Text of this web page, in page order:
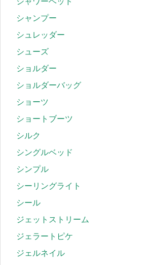
シャンプー
シュレッダー
シューズ
ショルダー
ショルダーバッグ
ショーツ
ショートブーツ
シルク
シングルベッド
シンプル
シーリングライト
シール
ジェットストリーム
ジェラートピケ
ジェルネイル